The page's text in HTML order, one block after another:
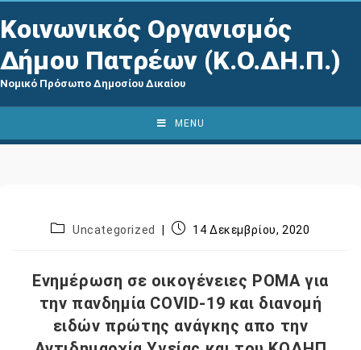
Κοινωνικός Οργανισμός
Δήμου Πατρέων (Κ.Ο.ΔΗ.Π.)
Νομικό Πρόσωπο Δημοσίου Δικαίου
MENU
Uncategorized 14 Δεκεμβρίου, 2020
Ενημέρωση σε οικογένειες ΡΟΜΑ για
την πανδημία COVID-19 και διανομή
ειδών πρώτης ανάγκης απο την